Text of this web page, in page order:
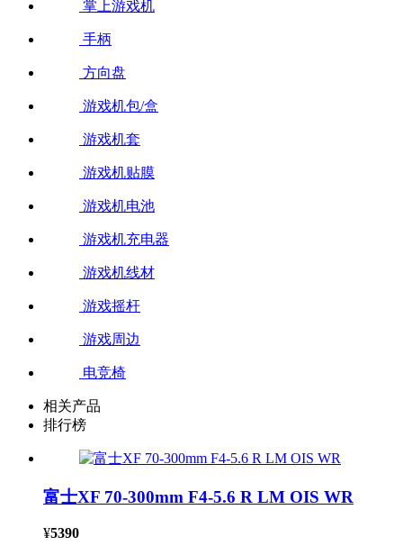
掌上游戏机
手柄
方向盘
游戏机包/盒
游戏机套
游戏机贴膜
游戏机电池
游戏机充电器
游戏机线材
游戏摇杆
游戏周边
电竞椅
相关产品
排行榜
富士XF 70-300mm F4-5.6 R LM OIS WR
¥5390